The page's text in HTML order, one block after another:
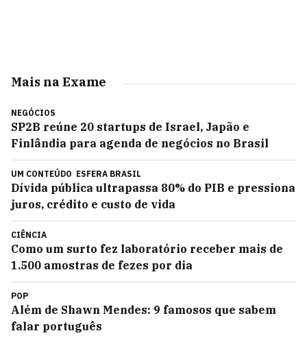
Mais na Exame
NEGÓCIOS
SP2B reúne 20 startups de Israel, Japão e
Finlândia para agenda de negócios no Brasil
UM CONTEÚDO ESFERA BRASIL
Dívida pública ultrapassa 80% do PIB e pressiona
juros, crédito e custo de vida
CIÊNCIA
Como um surto fez laboratório receber mais de
1.500 amostras de fezes por dia
POP
Além de Shawn Mendes: 9 famosos que sabem
falar português